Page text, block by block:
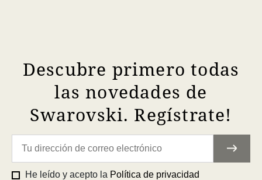
Descubre primero todas
las novedades de
Swarovski. Regístrate!
He leído y acepto la Política de privacidad